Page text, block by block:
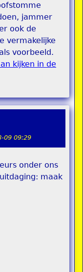
jammer
ook de
vermakelijke
voorbeeld.
kijken in de
09 09:29
onder ons
maak